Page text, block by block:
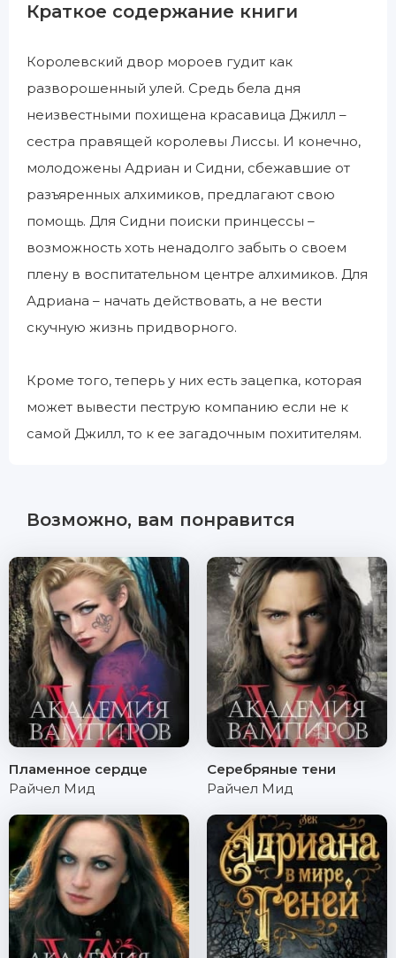
Краткое содержание книги
Королевский двор мороев гудит как
разворошенный улей. Средь бела дня
неизвестными похищена красавица Джилл –
сестра правящей королевы Лиссы. И конечно,
молодожены Адриан и Сидни, сбежавшие от
разъяренных алхимиков, предлагают свою
помощь. Для Сидни поиски принцессы –
возможность хоть ненадолго забыть о своем
плену в воспитательном центре алхимиков. Для
Адриана – начать действовать, а не вести
скучную жизнь придворного.
Кроме того, теперь у них есть зацепка, которая
может вывести пеструю компанию если не к
самой Джилл, то к ее загадочным похитителям.
Возможно, вам понравится
Пламенное сердце
Райчел Мид
Серебряные тени
Райчел Мид